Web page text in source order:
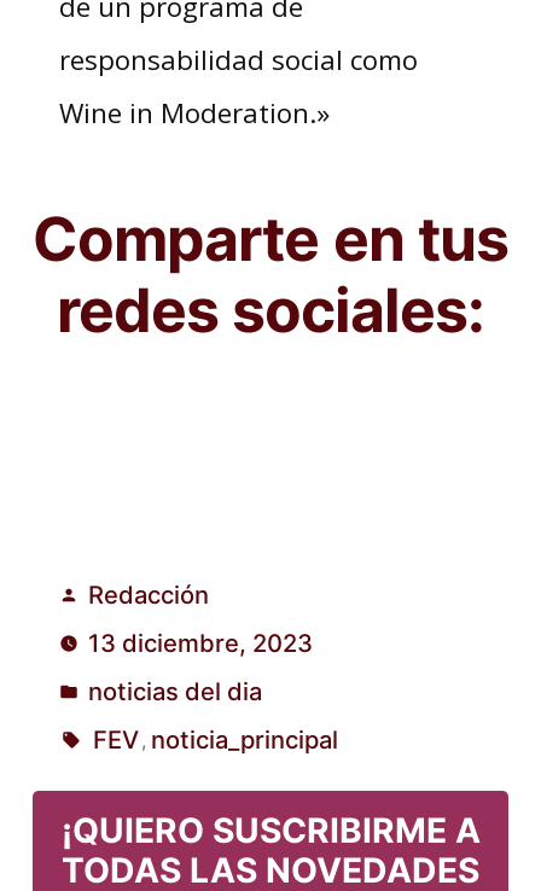
responsabilidad social como
Wine in Moderation.»
Comparte en tus
redes sociales:
Publicado
por
Redacción
13 diciembre, 2023
Publicado
en
noticias del dia
Etiquetas:
FEV, noticia_principal
¡QUIERO SUSCRIBIRME A
TODAS LAS NOVEDADES